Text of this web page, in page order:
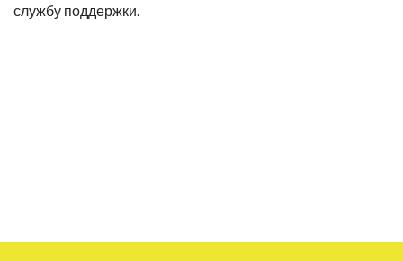
службу поддержки.